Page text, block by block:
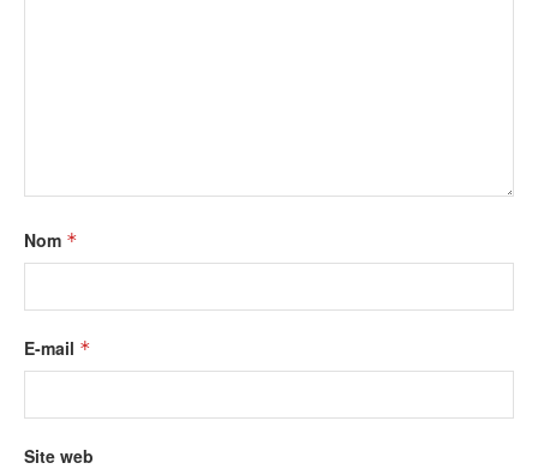
Nom *
E-mail *
Site web